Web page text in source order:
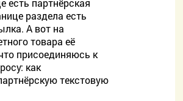
есть партнёрская
раздела есть
А вот на
товара её
присоединяюсь к
как
текстовую